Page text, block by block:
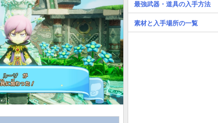
最強武器・道具の入手方法
素材と入手場所の一覧